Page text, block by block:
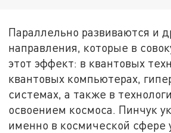
Параллельно развиваются и
направления, которые в
этот эффект: в квантовых
квантовых компьютерах,
системах, а также в
освоением космоса. Пинчук
именно в космической сфере